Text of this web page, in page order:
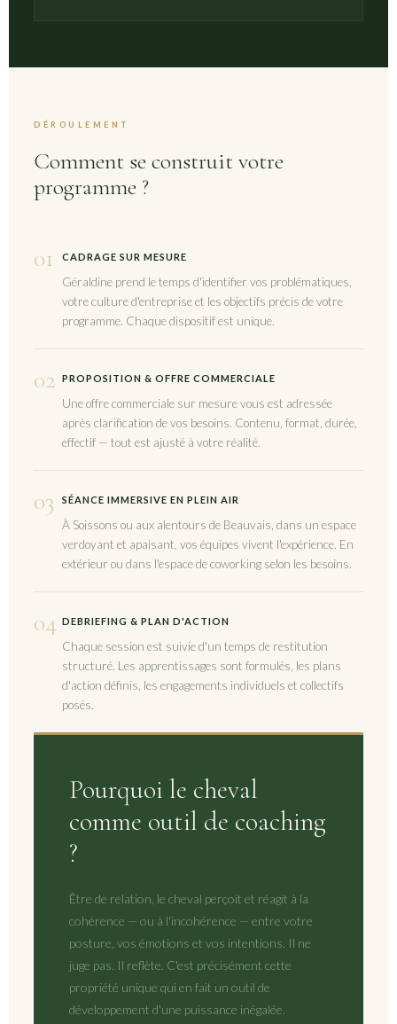
DÉROULEMENT
Comment se construit votre
programme ?
01 CADRAGE SUR MESURE
Géraldine prend le temps d'identifier vos problématiques,
votre culture d'entreprise et les objectifs précis de votre
programme. Chaque dispositif est unique.
02 PROPOSITION & OFFRE COMMERCIALE
Une offre commerciale sur mesure vous est adressée
après clarification de vos besoins. Contenu, format, durée,
effectif — tout est ajusté à votre réalité.
03 SÉANCE IMMERSIVE EN PLEIN AIR
À Soissons ou aux alentours de Beauvais, dans un espace
verdoyant et apaisant, vos équipes vivent l'expérience. En
extérieur ou dans l'espace de coworking selon les besoins.
04 DEBRIEFING & PLAN D'ACTION
Chaque session est suivie d'un temps de restitution
structuré. Les apprentissages sont formulés, les plans
d'action définis, les engagements individuels et collectifs
posés.
Pourquoi le cheval
comme outil de coaching
?
Être de relation, le cheval perçoit et réagit à la
cohérence — ou à l'incohérence — entre votre
posture, vos émotions et vos intentions. Il ne
juge pas. Il reflète. C'est précisément cette
propriété unique qui en fait un outil de
développement d'une puissance inégalée.